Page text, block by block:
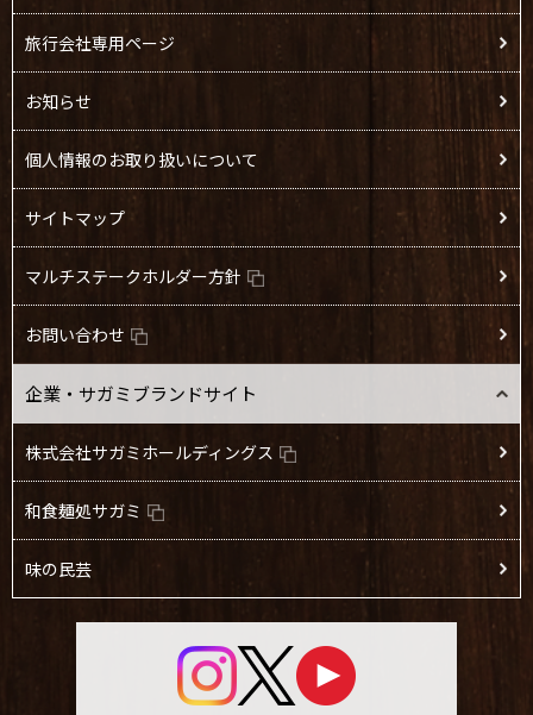
旅行会社専用ページ
お知らせ
個人情報のお取り扱いについて
サイトマップ
マルチステークホルダー方針
お問い合わせ
企業・サガミブランドサイト
株式会社サガミホールディングス
和食麺処サガミ
味の民芸